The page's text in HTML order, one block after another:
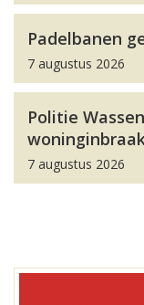
Padelbanen
7 augustus 2026
Politie
7 augustus 2026